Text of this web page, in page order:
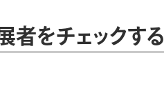
者をチェックする